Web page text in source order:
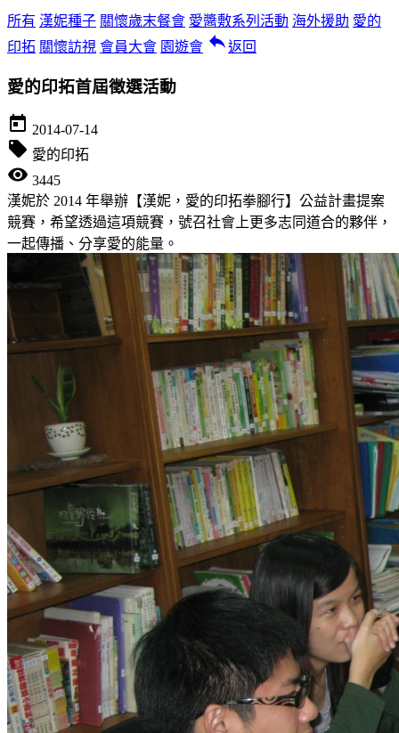
所有 漢妮種子 關懷歲末餐會 愛醬敷系列活動 海外援助 愛的
印拓 關懷訪視 會員大會 園遊會 reply返回
愛的印拓首屆徵選活動
today 2014-07-14
local_offer 愛的印拓
visibility 3445
漢妮於 2014 年舉辦【漢妮，愛的印拓拳腳行】公益計畫提案
競賽，希望透過這項競賽，號召社會上更多志同道合的夥伴，
一起傳播、分享愛的能量。